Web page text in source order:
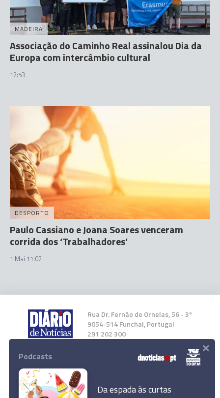
MADEIRA
Associação do Caminho Real assinalou Dia da
Europa com intercâmbio cultural
12:53
DESPORTO
Paulo Cassiano e Joana Soares venceram
corrida dos ‘Trabalhadores’
1 Mai 11:02
Rua Dr. Fernão de Ornelas, 56 - 3º
9054-514 Funchal, Portugal
291 202 300
Instale a nossa App
Podcasts
Da espada às curtas
×